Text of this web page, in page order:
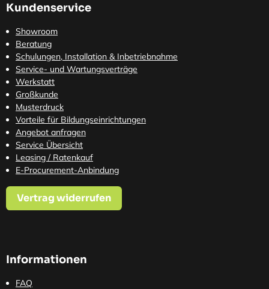
Kundenservice
Showroom
Beratung
Schulungen, Installation & Inbetriebnahme
Service- und Wartungsverträge
Werkstatt
Großkunde
Musterdruck
Vorteile für Bildungseinrichtungen
Angebot anfragen
Service Übersicht
Leasing / Ratenkauf
E-Procurement-Anbindung
Vertrag widerrufen
Informationen
FAQ